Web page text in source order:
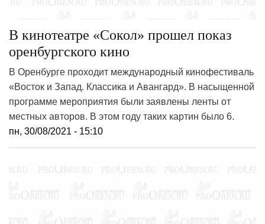
В кинотеатре «Сокол» прошел показ
оренбургского кино
В Оренбурге проходит международный кинофестиваль
«Восток и Запад. Классика и Авангард». В насыщенной
программе мероприятия были заявлены ленты от
местных авторов. В этом году таких картин было 6.
пн, 30/08/2021 - 15:10